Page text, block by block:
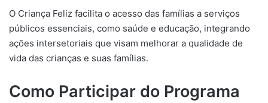
O Criança Feliz facilita o acesso das famílias a serviços
públicos essenciais, como saúde e educação, integrando
ações intersetoriais que visam melhorar a qualidade de
vida das crianças e suas famílias.
Como Participar do Programa